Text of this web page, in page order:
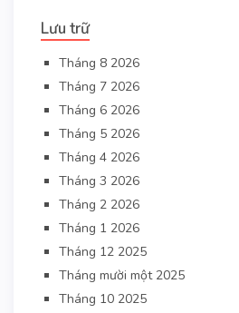
Lưu trữ
Tháng 8 2026
Tháng 7 2026
Tháng 6 2026
Tháng 5 2026
Tháng 4 2026
Tháng 3 2026
Tháng 2 2026
Tháng 1 2026
Tháng 12 2025
Tháng mười một 2025
Tháng 10 2025